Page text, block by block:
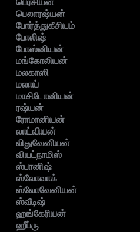
பெலாரஷ்யன்
போர்த்துகீசியம்
போலிஷ்
போஸ்னியன்
மங்கோலியன்
மலகாஸி
மலாய்
மாசிடோனியன்
ரஷ்யன்
ரோமானியன்
லாட்வியன்
லிதுவேனியன்
வியட்நாமிஸ்
ஸ்பானிஷ்
ஸ்லோவாக்
ஸ்லோவேனியன்
ஸ்வீடிஷ்
ஹங்கேரியன்
ஹீப்ரு